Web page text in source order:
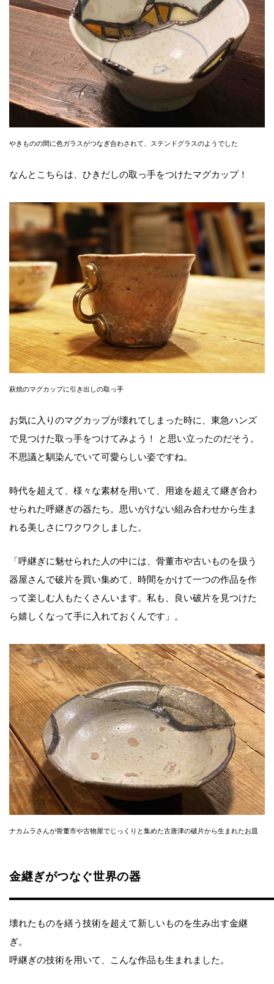
やきものの間に色ガラスがつなぎ合わされて、ステンドグラスのようでした
なんとこちらは、ひきだしの取っ手をつけたマグカップ！
萩焼のマグカップに引き出しの取っ手
お気に入りのマグカップが壊れてしまった時に、東急ハンズ
で見つけた取っ手をつけてみよう！ と思い立ったのだそう。
不思議と馴染んでいて可愛らしい姿ですね。
時代を超えて、様々な素材を用いて、用途を超えて継ぎ合わ
せられた呼継ぎの器たち。思いがけない組み合わせから生ま
れる美しさにワクワクしました。
「呼継ぎに魅せられた人の中には、骨董市や古いものを扱う
器屋さんで破片を買い集めて、時間をかけて一つの作品を作
って楽しむ人もたくさんいます。私も、良い破片を見つけた
ら嬉しくなって手に入れておくんです」。
ナカムラさんが骨董市や古物屋でじっくりと集めた古唐津の破片から生まれたお皿
金継ぎがつなぐ世界の器
壊れたものを繕う技術を超えて新しいものを生み出す金継
ぎ。
呼継ぎの技術を用いて、こんな作品も生まれました。